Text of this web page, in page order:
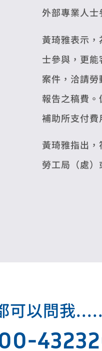
外部專業人士
黃琦雅表示
士參與，更
案件，洽請
報告之稿費
補助所支付
黃琦雅指出
勞工局（處）
可以問我